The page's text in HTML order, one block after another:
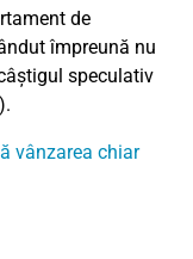
de
împreună nu
speculativ
vânzarea chiar